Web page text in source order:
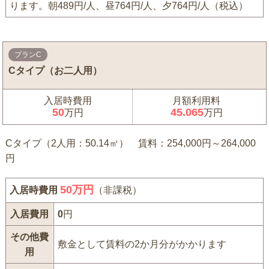
ります。朝489円/人、昼764円/人、夕764円/人（税込）
プランC
Cタイプ（お二人用）
入居時費用
50万円
月額利用料
45.065万円
Cタイプ（2人用：50.14㎡） 賃料：254,000円～264,000
円
入居時費用50万円 （非課税）
入居費用 0円
その他費
用
敷金として賃料の2か月分がかかります